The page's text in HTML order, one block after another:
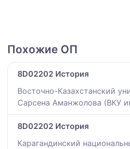
Похожие ОП
8D02202 История
Восточно-Казахстанский
Сарсена Аманжолова (ВКУ
8D02202 История
Карагандинский